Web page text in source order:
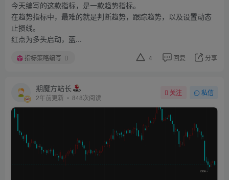
今天编写的这款指标，是一款趋势指标。
在趋势指标中，最难的就是判断趋势，跟踪趋势，以及设置动态
止损线。
红点为多头启动，蓝...
指标策略编写 4 回复 分享
期魔方站长
2年前更新 848次阅读
关注 私信